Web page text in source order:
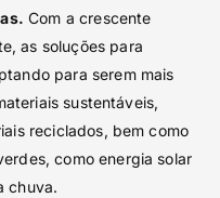
Com a crescente
as soluções para
para serem mais
sustentáveis,
reciclados, bem como
como energia solar
chuva.